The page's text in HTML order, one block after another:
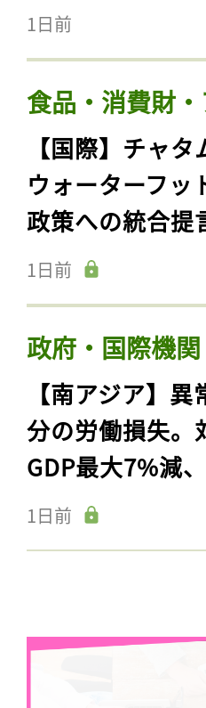
1日前
食品・消費財
【国際】チャ
ウォーターフッ
政策への統合提
1日前
政府・国際機
【南アジア】
分の労働損失。
GDP最大7%減
1日前